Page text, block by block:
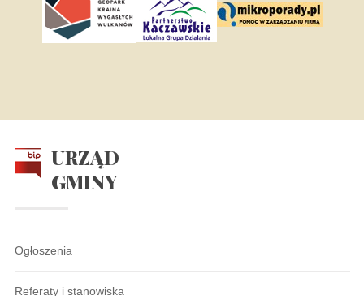
URZĄD
GMINY
Ogłoszenia
Referaty i stanowiska